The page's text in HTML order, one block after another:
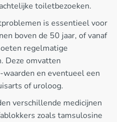
toiletbezoeken.
is essentieel voor
boven de 50 jaar, of vanaf
regelmatige
Deze omvatten
en eventueel een
of uroloog.
verschillende medicijnen
zoals tamsulosine